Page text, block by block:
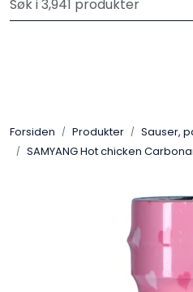
Skip to main content
Velkommen til vår nye
Forsiden Produkter
Sauser,
SAMYANG Hot chicken
Restaurantprodukter